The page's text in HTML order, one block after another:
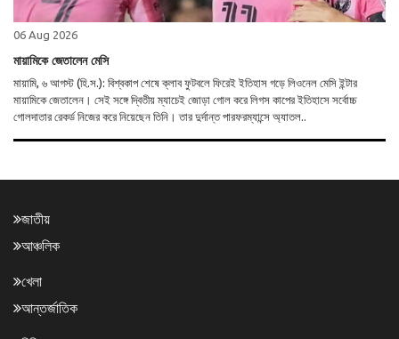
06 Aug 2026
মায়ামিকে জেতালেন মেসি
মায়ামি, ৬ আগস্ট (হি.স.): বিশ্বকাপ শেষে ক্লাব ফুটবলে ফিরেই ইতিহাস গড়ে লিওনেল মেসি ইন্টার
মায়ামিকে জেতালেন। সেই সঙ্গে দ্বিতীয় ম্যাচেই জোড়া গোল করে লিগস কাপের ইতিহাসে সর্বোচ্চ
গোলদাতার রেকর্ড নিজের করে নিয়েছেন তিনি। তার দুর্দান্ত পারফরম্যান্সে অ্যাতল..
জাতীয়
আঞ্চলিক
খেলা
আন্তর্জাতিক